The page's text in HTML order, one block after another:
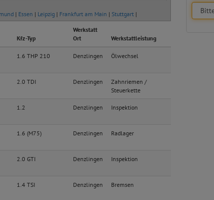
| Essen | Leipzig| Frankfurt am Main | Stuttgart|
Kfz-Typ
Werkstatt
Ort
Werkstattleistung
1.6 THP 210 Denzlingen Ölwechsel
2.0 TDI Denzlingen
Zahnriemen /
Steuerkette
1.2 Denzlingen Inspektion
1.6 (M75) Denzlingen Radlager
2.0 GTI Denzlingen Inspektion
1.4 TSI Denzlingen Bremsen